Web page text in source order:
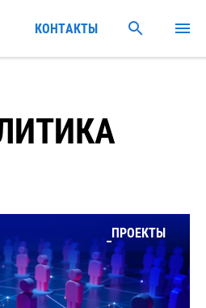
ПРОЕКТЫ
КОНТАКТЫ